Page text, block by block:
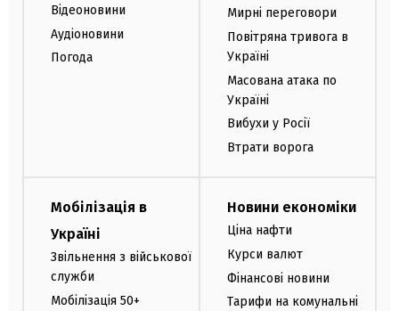
Відеоновини
Аудіоновини
Погода
Мирні переговори
Повітряна тривога в
Україні
Масована атака по
Україні
Вибухи у Росії
Втрати ворога
Мобілізація в
Україні
Звільнення з військової
служби
Мобілізація 50+
Новини економіки
Ціна нафти
Курси валют
Фінансові новини
Тарифи на комунальні